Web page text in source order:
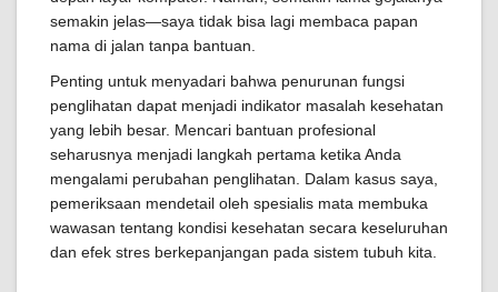
semakin jelas—saya tidak bisa lagi membaca papan
nama di jalan tanpa bantuan.
Penting untuk menyadari bahwa penurunan fungsi
penglihatan dapat menjadi indikator masalah kesehatan
yang lebih besar. Mencari bantuan profesional
seharusnya menjadi langkah pertama ketika Anda
mengalami perubahan penglihatan. Dalam kasus saya,
pemeriksaan mendetail oleh spesialis mata membuka
wawasan tentang kondisi kesehatan secara keseluruhan
dan efek stres berkepanjangan pada sistem tubuh kita.